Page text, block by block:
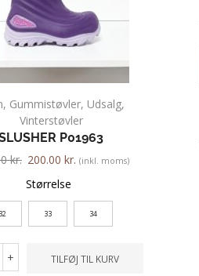
, Gummistøvler, Udsalg,
Vinterstøvler
P01963
kr. 200.00 kr. (inkl. moms)
Størrelse
32 33 34
+ TILFØJ TIL KURV